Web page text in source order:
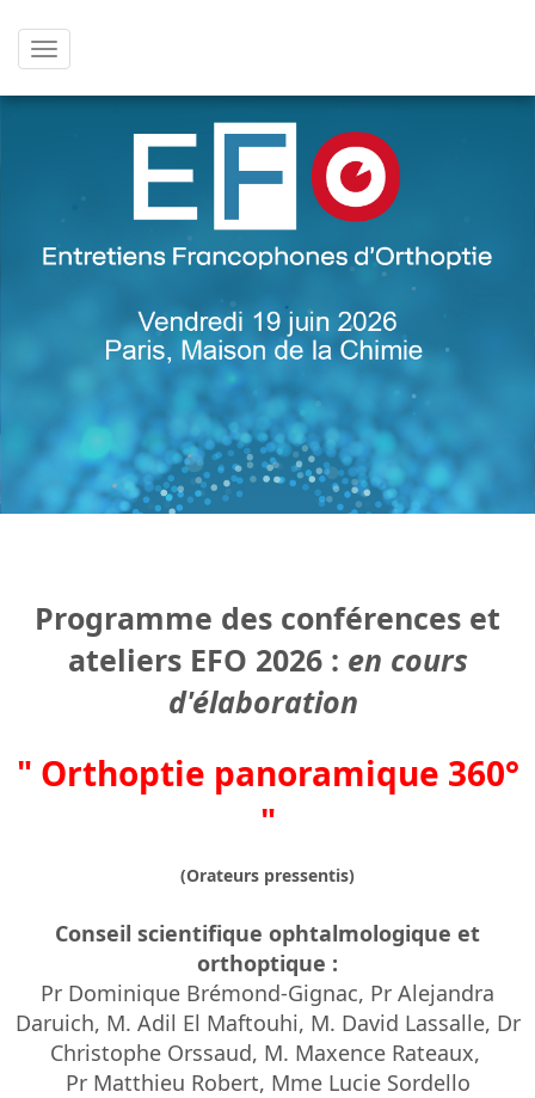
Afficher
menu
Programme des conférences et
ateliers EFO 2026 : en cours
d'élaboration
" Orthoptie panoramique 360°
"
(Orateurs pressentis)
Conseil scientifique ophtalmologique et
orthoptique :
Pr Dominique Brémond-Gignac, Pr Alejandra
Daruich, M. Adil El Maftouhi, M. David Lassalle, Dr
Christophe Orssaud, M. Maxence Rateaux,
Pr Matthieu Robert, Mme Lucie Sordello